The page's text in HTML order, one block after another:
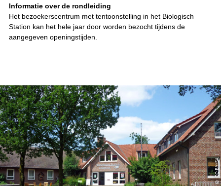
Informatie over de rondleiding
Het bezoekerscentrum met tentoonstelling in het Biologisch
Station kan het hele jaar door worden bezocht tijdens de
aangegeven openingstijden.
© CC-BY-SA |